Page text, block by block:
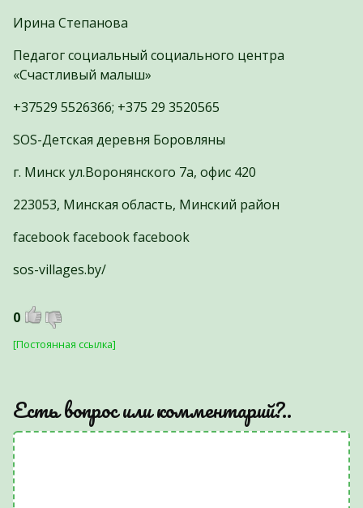
Ирина Степанова
Педагог социальный социального центра
«Счастливый малыш»
+37529 5526366; +375 29 3520565
SOS-Детская деревня Боровляны
г. Минск ул.Воронянского 7а, офис 420
223053, Минская область, Минский район
facebook facebook facebook
sos-villages.by/
0
[Постоянная ссылка]
Есть вопрос или комментарий?..